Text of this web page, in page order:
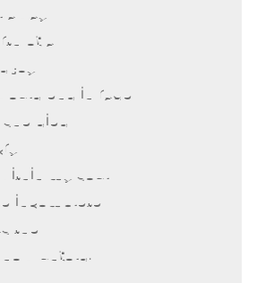
away
of a
joy
end in rage
she died
my soul
incomplete
the
now unfold.